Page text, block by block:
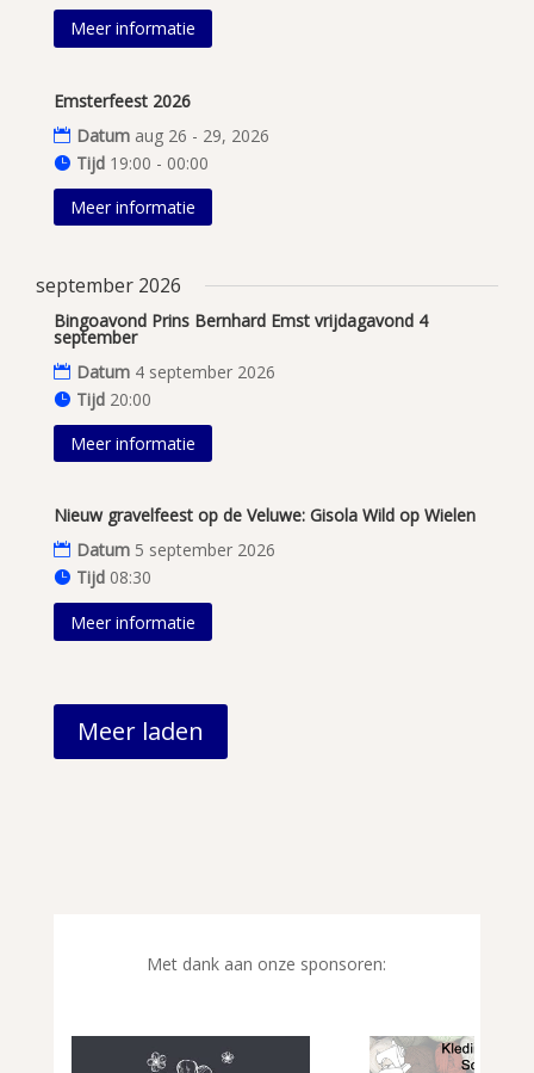
Meer informatie
Emsterfeest 2026
Datum aug 26 - 29, 2026
Tijd 19:00 - 00:00
Meer informatie
september 2026
Bingoavond Prins Bernhard Emst vrijdagavond 4
september
Datum 4 september 2026
Tijd 20:00
Meer informatie
Nieuw gravelfeest op de Veluwe: Gisola Wild op Wielen
Datum 5 september 2026
Tijd 08:30
Meer informatie
Meer laden
Met dank aan onze sponsoren: